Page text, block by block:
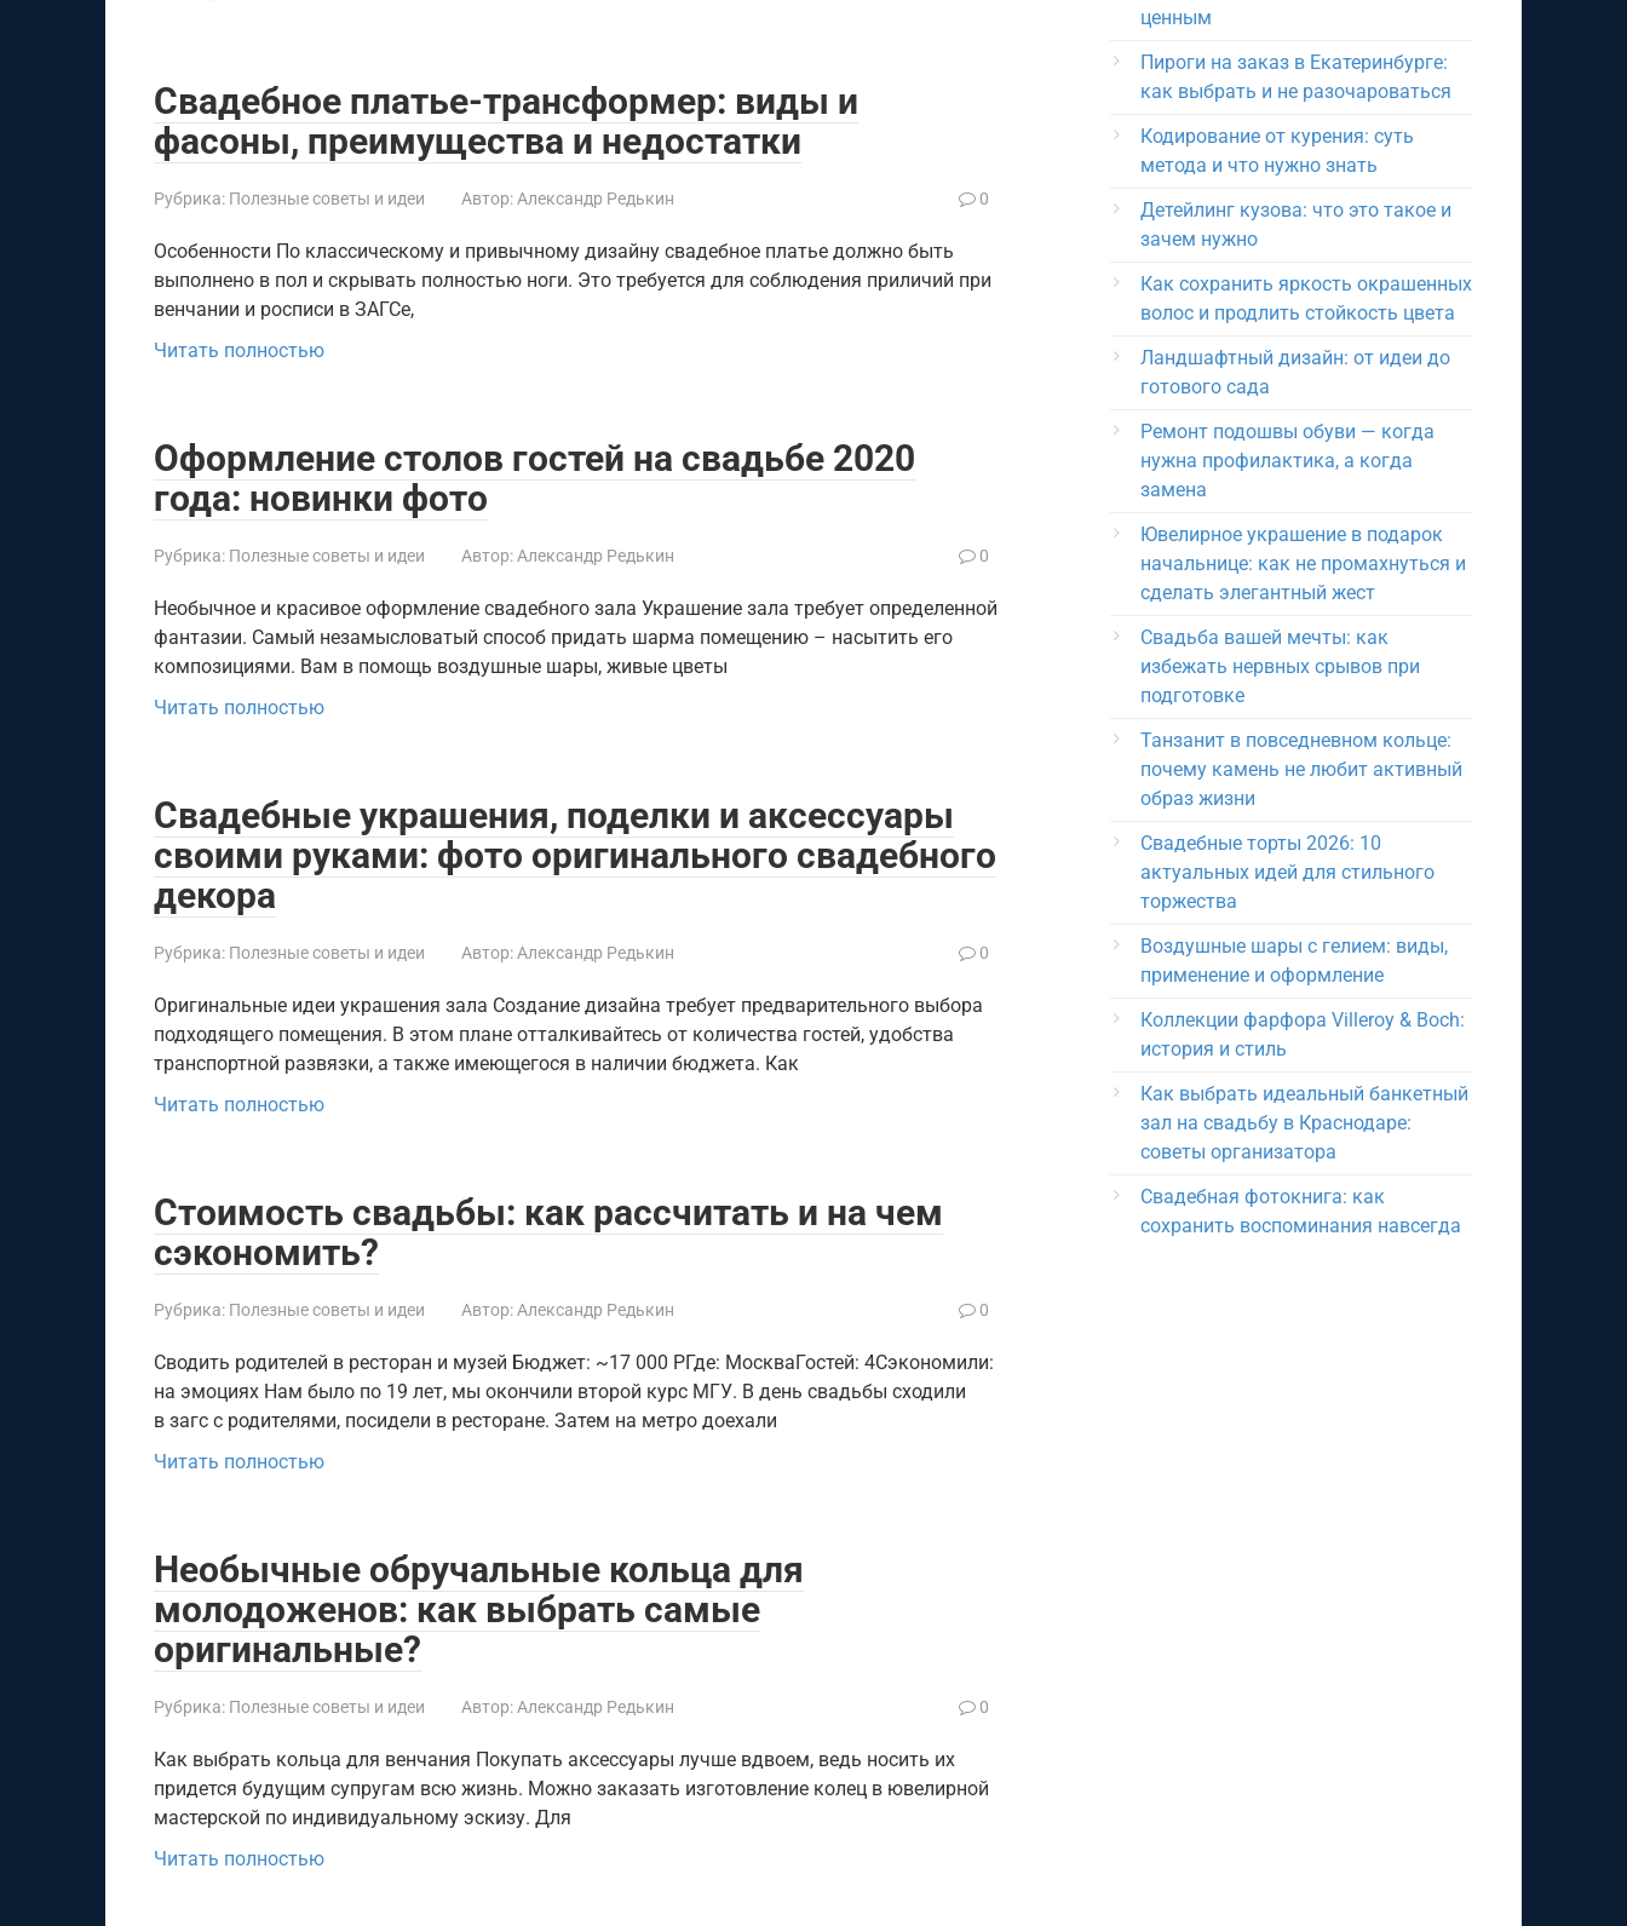
Свадебное платье-трансформер: виды и
фасоны, преимущества и недостатки
Рубрика: Полезные советы и идеи Автор: Александр Редькин 0
Особенности По классическому и привычному дизайну свадебное платье должно быть
выполнено в пол и скрывать полностью ноги. Это требуется для соблюдения приличий при
венчании и росписи в ЗАГСе,
Читать полностью
Оформление столов гостей на свадьбе 2020
года: новинки фото
Рубрика: Полезные советы и идеи Автор: Александр Редькин 0
Необычное и красивое оформление свадебного зала Украшение зала требует определенной
фантазии. Самый незамысловатый способ придать шарма помещению – насытить его
композициями. Вам в помощь воздушные шары, живые цветы
Читать полностью
Свадебные украшения, поделки и аксессуары
своими руками: фото оригинального свадебного
декора
Рубрика: Полезные советы и идеи Автор: Александр Редькин 0
Оригинальные идеи украшения зала Создание дизайна требует предварительного выбора
подходящего помещения. В этом плане отталкивайтесь от количества гостей, удобства
транспортной развязки, а также имеющегося в наличии бюджета. Как
Читать полностью
Стоимость свадьбы: как рассчитать и на чем
сэкономить?
Рубрика: Полезные советы и идеи Автор: Александр Редькин 0
Сводить родителей в ресторан и музей Бюджет: ~17 000 РГде: МоскваГостей: 4Сэкономили:
на эмоциях Нам было по 19 лет, мы окончили второй курс МГУ. В день свадьбы сходили
в загс с родителями, посидели в ресторане. Затем на метро доехали
Читать полностью
Необычные обручальные кольца для
молодоженов: как выбрать самые
оригинальные?
Рубрика: Полезные советы и идеи Автор: Александр Редькин 0
Как выбрать кольца для венчания Покупать аксессуары лучше вдвоем, ведь носить их
придется будущим супругам всю жизнь. Можно заказать изготовление колец в ювелирной
мастерской по индивидуальному эскизу. Для
Читать полностью
ценным
Пироги на заказ в Екатеринбурге:
как выбрать и не разочароваться
Кодирование от курения: суть
метода и что нужно знать
Детейлинг кузова: что это такое и
зачем нужно
Как сохранить яркость окрашенных
волос и продлить стойкость цвета
Ландшафтный дизайн: от идеи до
готового сада
Ремонт подошвы обуви — когда
нужна профилактика, а когда
замена
Ювелирное украшение в подарок
начальнице: как не промахнуться и
сделать элегантный жест
Свадьба вашей мечты: как
избежать нервных срывов при
подготовке
Танзанит в повседневном кольце:
почему камень не любит активный
образ жизни
Свадебные торты 2026: 10
актуальных идей для стильного
торжества
Воздушные шары с гелием: виды,
применение и оформление
Коллекции фарфора Villeroy & Boch:
история и стиль
Как выбрать идеальный банкетный
зал на свадьбу в Краснодаре:
советы организатора
Свадебная фотокнига: как
сохранить воспоминания навсегда